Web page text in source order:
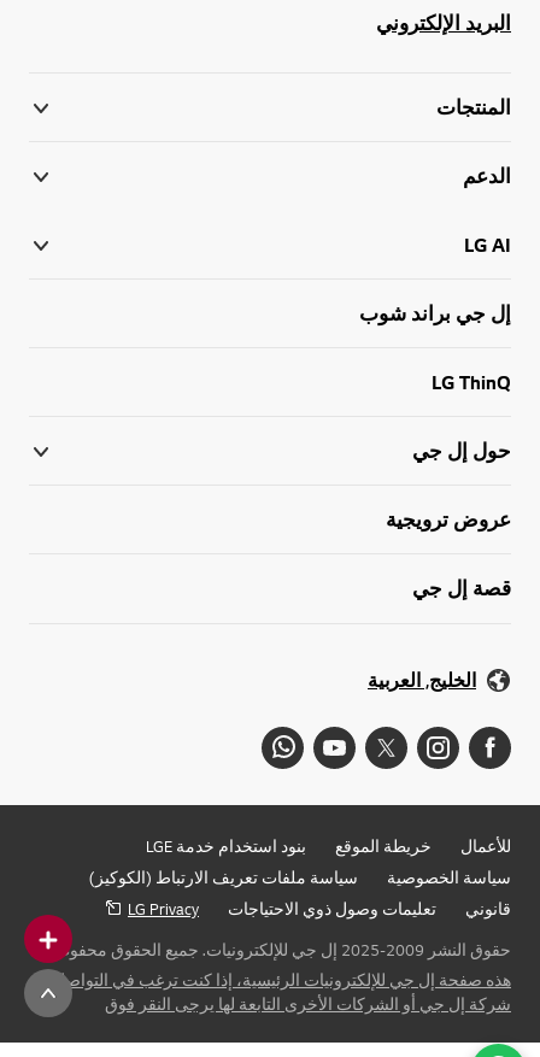
البريد الإلكتروني
المنتجات
الدعم
LG AI
إل جي براند شوب
LG ThinQ
حول إل جي
عروض ترويجية
قصة إل جي
الخليج, العربية
للأعمال خريطة الموقع
بنود استخدام خدمة LGE
سياسة الخصوصية
سياسة ملفات تعريف الارتباط (الكوكيز)
قانوني
تعليمات وصول ذوي الاحتياجات
LG Privacy
حقوق النشر 2009-2025 إل جي للإلكترونيات. جميع الحقوق محفوظة
هذه صفحة إل جي للإلكترونيات الرئيسية، إذا كنت ترغب في التواصل مع
شركة إل جي أو الشركات الأخرى التابعة لها يرجى النقر فوق